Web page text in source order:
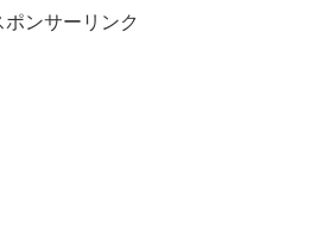
ポンサーリンク